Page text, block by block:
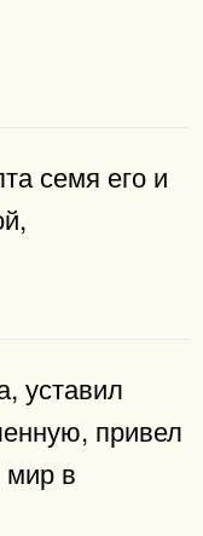
семя его и
уставил
привел
мир в